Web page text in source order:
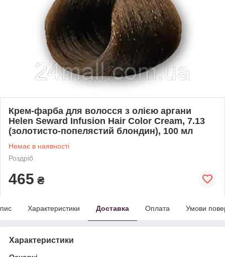
Крем-фарба для волосся з олією аргани
Helen Seward Infusion Hair Color Cream, 7.13
(золотисто-попелястий блондин), 100 мл
Немає в наявності
Роздріб
465 ₴
Характеристики Доставка Оплата Умови
Характеристики